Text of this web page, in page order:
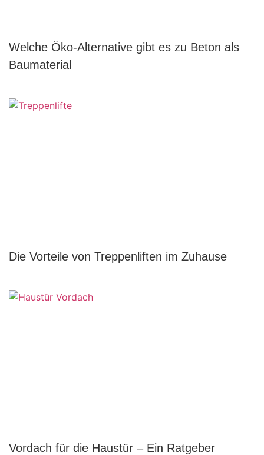
Welche Öko-Alternative gibt es zu Beton als
Baumaterial
Die Vorteile von Treppenliften im Zuhause
Vordach für die Haustür – Ein Ratgeber